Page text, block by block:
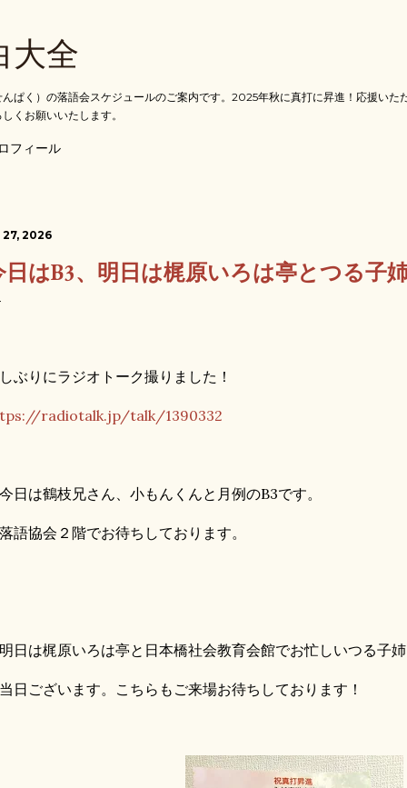
大全
ぱく）の落語会スケジュールのご案内です。2025年秋に真打に昇進！応援いた
くお願いいたします。
フィール
27, 2026
日はB3、明日は梶原いろは亭とつる子
ぶりにラジオトーク撮りました！
radiotalk.jp/talk/1390332
日は鶴枝兄さん、小もんくんと月例のB3です。
語協会２階でお待ちしております。
日は梶原いろは亭と日本橋社会教育会館でお忙しいつる子
日ございます。こちらもご来場お待ちしております！